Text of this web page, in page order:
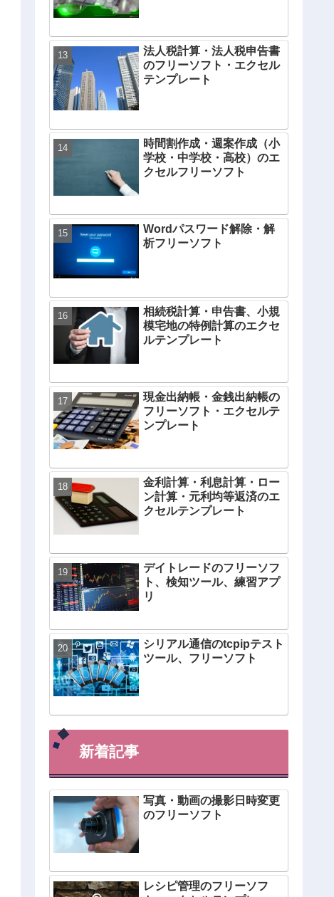
法人税計算・法人税申告書
のフリーソフト・エクセル
テンプレート
時間割作成・週案作成（小
学校・中学校・高校）のエ
クセルフリーソフト
Wordパスワード解除・解
析フリーソフト
相続税計算・申告書、小規
模宅地の特例計算のエクセ
ルテンプレート
現金出納帳・金銭出納帳の
フリーソフト・エクセルテ
ンプレート
金利計算・利息計算・ロー
ン計算・元利均等返済のエ
クセルテンプレート
デイトレードのフリーソフ
ト、検知ツール、練習アプ
リ
シリアル通信のtcpipテスト
ツール、フリーソフト
新着記事
写真・動画の撮影日時変更
のフリーソフト
レシピ管理のフリーソフ